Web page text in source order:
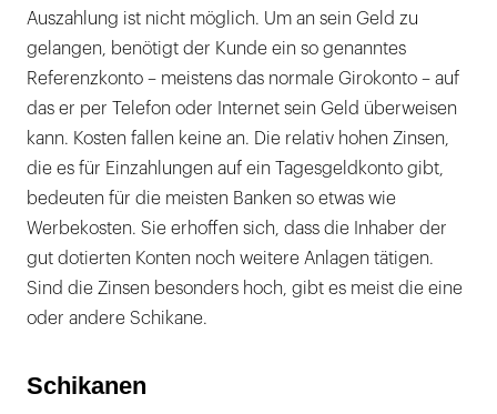
Auszahlung ist nicht möglich. Um an sein Geld zu
gelangen, benötigt der Kunde ein so genanntes
Referenzkonto – meistens das normale Girokonto – auf
das er per Telefon oder Internet sein Geld überweisen
kann. Kosten fallen keine an. Die relativ hohen Zinsen,
die es für Einzahlungen auf ein Tagesgeldkonto gibt,
bedeuten für die meisten Banken so etwas wie
Werbekosten. Sie erhoffen sich, dass die Inhaber der
gut dotierten Konten noch weitere Anlagen tätigen.
Sind die Zinsen besonders hoch, gibt es meist die eine
oder andere Schikane.
Schikanen